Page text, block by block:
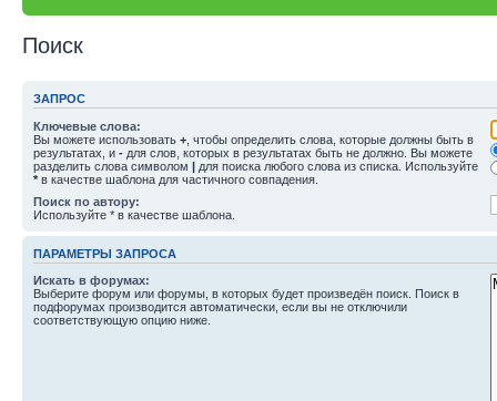
Поиск
ЗАПРОС
Ключевые слова:
Вы можете использовать + , чтобы определить слова, которые должны быть в
результатах, и - для слов, которых в результатах быть не должно. Вы можете
разделить слова символом | для поиска любого слова из списка. Используйте
* в качестве шаблона для частичного совпадения.
Поиск по автору:
Используйте * в качестве шаблона.
ПАРАМЕТРЫ ЗАПРОСА
Искать в форумах:
Выберите форум или форумы, в которых будет произведён поиск. Поиск в
подфорумах производится автоматически, если вы не отключили
соответствующую опцию ниже.